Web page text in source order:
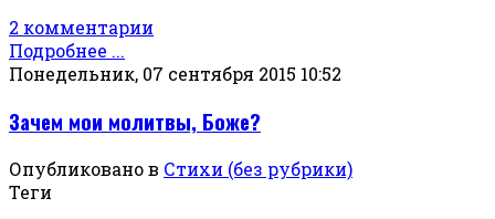
2 комментарии
Подробнее ...
Понедельник, 07 сентября 2015 10:52
Зачем мои молитвы, Боже?
Опубликовано в Стихи (без рубрики)
Теги